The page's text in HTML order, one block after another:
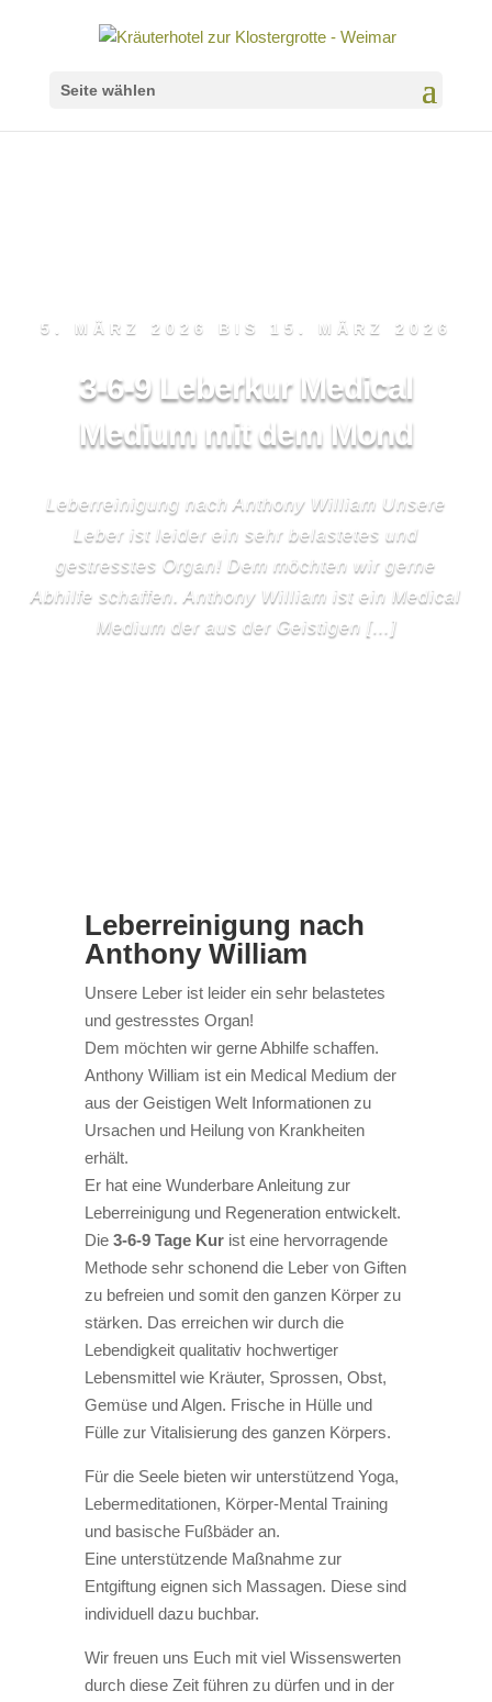
Seite wählen
5. MÄRZ 2026 BIS 15. MÄRZ 2026
3-6-9 Leberkur Medical
Medium mit dem Mond
Leberreinigung nach Anthony William Unsere
Leber ist leider ein sehr belastetes und
gestresstes Organ! Dem möchten wir gerne
Abhilfe schaffen. Anthony William ist ein Medical
Medium der aus der Geistigen […]
Leberreinigung nach
Anthony William
Unsere Leber ist leider ein sehr belastetes
und gestresstes Organ!
Dem möchten wir gerne Abhilfe schaffen.
Anthony William ist ein Medical Medium der
aus der Geistigen Welt Informationen zu
Ursachen und Heilung von Krankheiten
erhält.
Er hat eine Wunderbare Anleitung zur
Leberreinigung und Regeneration entwickelt.
Die3-6-9 Tage Kur ist eine hervorragende
Methode sehr schonend die Leber von Giften
zu befreien und somit den ganzen Körper zu
stärken. Das erreichen wir durch die
Lebendigkeit qualitativ hochwertiger
Lebensmittel wie Kräuter, Sprossen, Obst,
Gemüse und Algen. Frische in Hülle und
Fülle zur Vitalisierung des ganzen Körpers.
Für die Seele bieten wir unterstützend Yoga,
Lebermeditationen, Körper-Mental Training
und basische Fußbäder an.
Eine unterstützende Maßnahme zur
Entgiftung eignen sich Massagen. Diese sind
individuell dazu buchbar.
Wir freuen uns Euch mit viel Wissenswerten
durch diese Zeit führen zu dürfen und in der